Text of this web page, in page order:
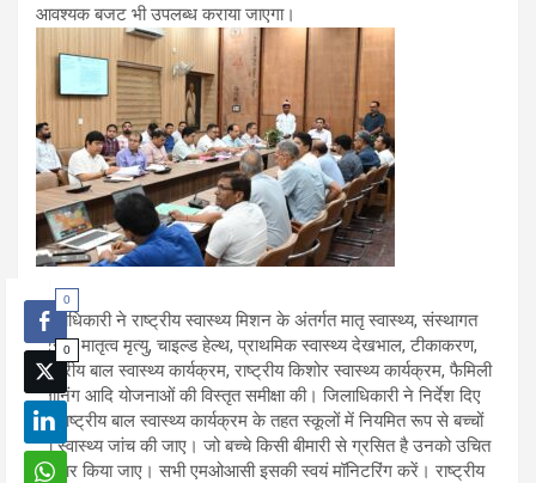
आवश्यक बजट भी उपलब्ध कराया जाएगा।
जिलाधिकारी ने राष्ट्रीय स्वास्थ्य मिशन के अंतर्गत मातृ स्वास्थ्य, संस्थागत
प्रसव, मातृत्व मृत्यु, चाइल्ड हेल्थ, प्राथमिक स्वास्थ्य देखभाल, टीकाकरण,
राष्ट्रीय बाल स्वास्थ्य कार्यक्रम, राष्ट्रीय किशोर स्वास्थ्य कार्यक्रम, फैमिली
प्लानिंग आदि योजनाओं की विस्तृत समीक्षा की। जिलाधिकारी ने निर्देश दिए
कि राष्ट्रीय बाल स्वास्थ्य कार्यक्रम के तहत स्कूलों में नियमित रूप से बच्चों
की स्वास्थ्य जांच की जाए। जो बच्चे किसी बीमारी से ग्रसित है उनको उचित
उपचार किया जाए। सभी एमओआसी इसकी स्वयं मॉनिटरिंग करें। राष्ट्रीय
0
0